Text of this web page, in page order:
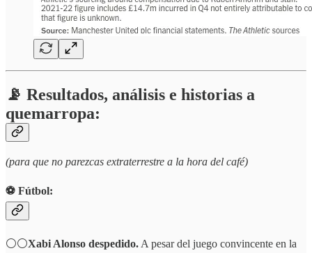
📡 Resultados, análisis e historias a
quemarropa:
(para que no parezcas extraterrestre a la hora del café)
⚽️ Fútbol:
⚪️⚪️Xabi Alonso despedido. A pesar del juego convincente en la